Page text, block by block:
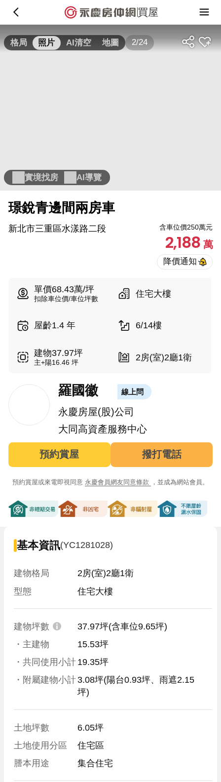
買屋
格局 照片 AI清空 地圖 2/24
實境找房 AI導覽
璟銳青邊間兩房車
新北市三重區水漾路二段 含車位價250萬元
2,188萬
單價68.43萬/坪
扣除車位價/車位坪數 住宅大樓
屋齡1.4 年 6/14樓
建物37.97坪
主+陽16.46 坪 2房(室)2廳1衛
羅國徽 線上問
永慶房屋(股)公司
大同高資產服務中心
預約賞屋 撥打電話
預約賞屋或來電即視同意 永慶會員網友同意條款 ，並成為網站會員。
基本資訊(YC1281028)
建物格局
2房(室)2廳1衛
型態
住宅大樓
建物坪數 37.97坪(含車位9.65坪)
・主建物
15.53坪
・共同使用小計 19.35坪
・附屬建物小計 3.08坪(陽台0.93坪、雨遮2.15
坪)
土地坪數
6.05坪
土地使用分區
住宅區
謄本用途
集合住宅